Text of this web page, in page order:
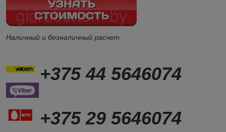
Наличный и безналичный расчет.
+375 44 5646074
+375 29 5646074